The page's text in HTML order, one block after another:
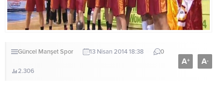
Güncel ManşetSpor 13 Nisan 2014 18:38 0
2.306
A+ A-